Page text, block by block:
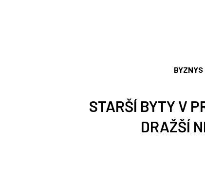
BYZNYS
STARŠÍ BYTY V
DRAŽŠÍ